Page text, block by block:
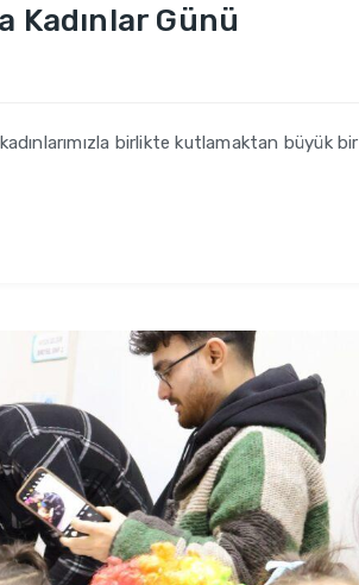
Kadınlar Günü
birlikte kutlamaktan büyük bir